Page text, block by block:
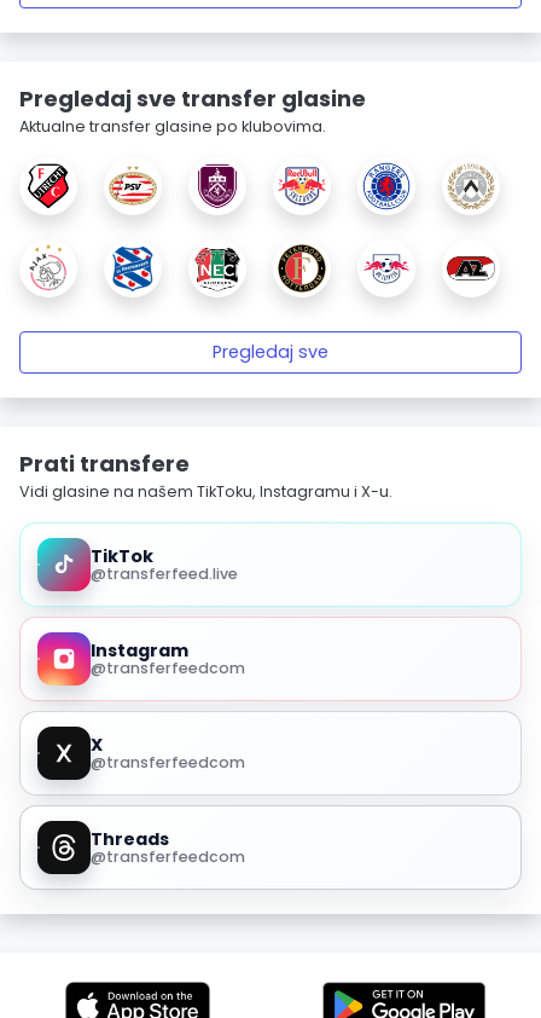
Pregledaj sve transfer glasine
Aktualne transfer glasine po klubovima.
Pregledaj sve
Prati transfere
Vidi glasine na našem TikToku, Instagramu i X-u.
TikTok
@transferfeed.live
Instagram
@transferfeedcom
X
@transferfeedcom
Threads
@transferfeedcom